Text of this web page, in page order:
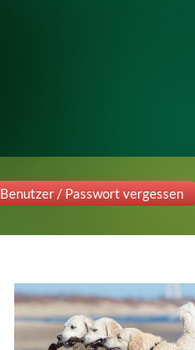
Benutzer / Passwort vergessen